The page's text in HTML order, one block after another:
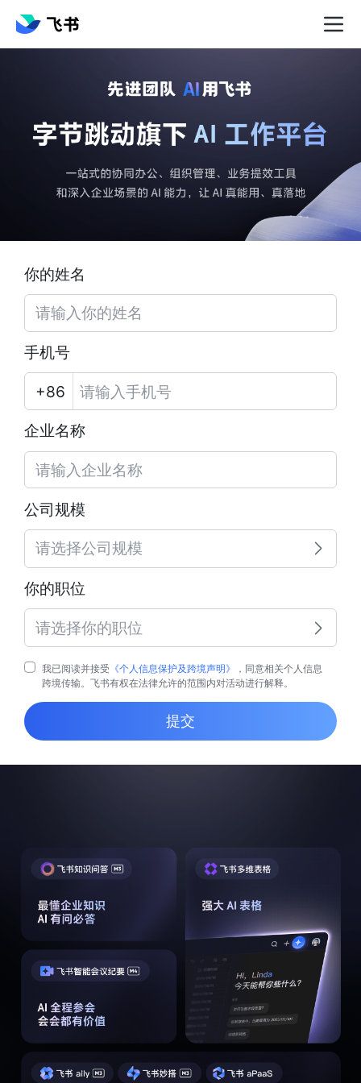
你的姓名
手机号
企业名称
公司规模
请选择公司规模
你的职位
请选择你的职位
我已阅读并接受 《个人信息保护及跨境声明》
，同意相关个人信息
跨境传输。飞书有权在法律允许的范围内对活动进行解释。
提交